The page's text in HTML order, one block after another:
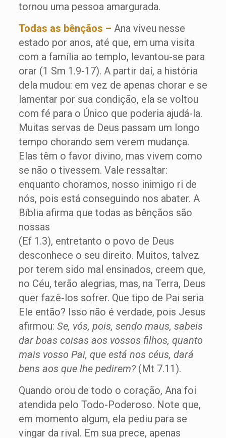
tornou uma pessoa amargurada.
Todas as bênçãos – Ana viveu nesse
estado por anos, até que, em uma visita
com a família ao templo, levantou-se para
orar (1 Sm 1.9-17). A partir daí, a história
dela mudou: em vez de apenas chorar e se
lamentar por sua condição, ela se voltou
com fé para o Único que poderia ajudá-la.
Muitas servas de Deus passam um longo
tempo chorando sem verem mudança.
Elas têm o favor divino, mas vivem como
se não o tivessem. Vale ressaltar:
enquanto choramos, nosso inimigo ri de
nós, pois está conseguindo nos abater. A
Bíblia afirma que todas as bênçãos são
nossas
(Ef 1.3), entretanto o povo de Deus
desconhece o seu direito. Muitos, talvez
por terem sido mal ensinados, creem que,
no Céu, terão alegrias, mas, na Terra, Deus
quer fazê-los sofrer. Que tipo de Pai seria
Ele então? Isso não é verdade, pois Jesus
afirmou: Se, vós, pois, sendo maus, sabeis
dar boas coisas aos vossos filhos, quanto
mais vosso Pai, que está nos céus, dará
bens aos que lhe pedirem?(Mt 7.11).
Quando orou de todo o coração, Ana foi
atendida pelo Todo-Poderoso. Note que,
em momento algum, ela pediu para se
vingar da rival. Em sua prece, apenas